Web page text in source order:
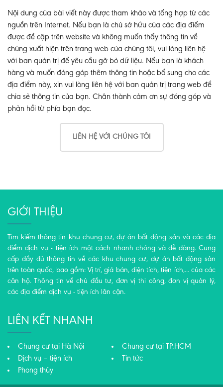
Nội dung của bài viết này được tham khảo và tổng hợp từ các
nguồn trên Internet. Nếu bạn là chủ sở hữu của các địa điểm
được đề cập trên website và không muốn thấy thông tin về
chúng xuất hiện trên trang web của chúng tôi, vui lòng liên hệ
với ban quản trị để yêu cầu gỡ bỏ dữ liệu. Nếu bạn là khách
hàng và muốn đóng góp thêm thông tin hoặc bổ sung cho các
địa điểm này, xin vui lòng liên hệ với ban quản trị trang web để
chia sẻ thông tin của bạn. Chân thành cảm ơn sự đóng góp và
phản hồi từ phía bạn đọc.
LIÊN HỆ VỚI CHÚNG TÔI
GIỚI THIỆU
Tìm kiếm thông tin khu chung cư, dự án bất động sản và các địa
điểm dịch vụ - tiện ích một cách nhanh chóng và dễ dàng. Cung
cấp đầy đủ thông tin về các khu chung cư, dự án bất động sản
trên toàn quốc, bao gồm: Vị trí, giá bán, diện tích, tiện ích,... của các
căn hộ. Thông tin về chủ đầu tư, đơn vị thi công, đơn vị quản lý,
các địa điểm dịch vụ - tiện ích lân cận.
LIÊN KẾT NHANH
Chung cư tại Hà Nội
Chung cư tại TP.HCM
Dịch vụ – tiện ích
Tin tức
Phong thủy